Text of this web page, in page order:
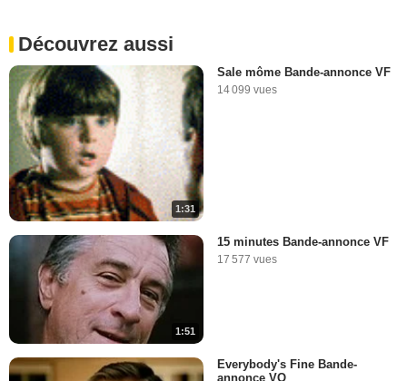
Découvrez aussi
1:31
Sale môme Bande-annonce VF
14 099 vues
1:51
15 minutes Bande-annonce VF
17 577 vues
Everybody's Fine Bande-
annonce VO